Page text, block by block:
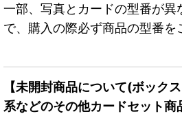
一部、写真とカードの型番が異
で、購入の際必ず商品の型番を
【未開封商品について(ボック
系などのその他カードセット商